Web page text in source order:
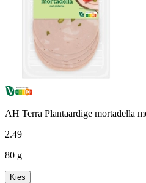
AH Terra Plantaardige mortadella
2.49
80 g
Kies